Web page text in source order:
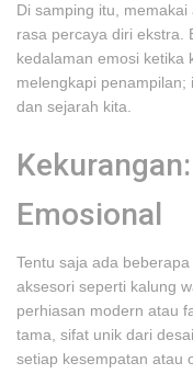
Di samping itu,
rasa percaya diri ekstra.
kedalaman emosi ketika
melengkapi
dan sejarah kita.
Emosional
Tentu saja ada
aksesori seperti kalung
perhiasan modern atau
tama, sifat unik dari
setiap kesempatan atau